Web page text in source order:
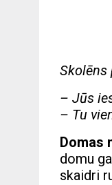
Skolēns
– Jūs
– Tu
Domas
domu
skaidri